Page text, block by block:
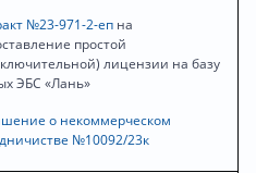
№23-971-2-епна
простой
лицензии на базу
ЭБС «Лань»
о некоммерческом
№10092/23к